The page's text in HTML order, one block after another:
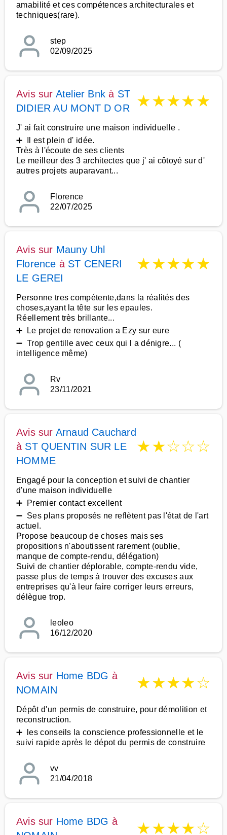
amabilité et ces compétences architecturales et
techniques(rare).
step
02/09/2025
Avis sur Atelier Bnk à ST
DIDIER AU MONT D OR
★★★★★
J' ai fait construire une maison individuelle .
➕ Il est plein d' idée.
Très à l'écoute de ses clients
Le meilleur des 3 architectes que j' ai côtoyé sur d'
autres projets auparavant...
Florence
22/07/2025
Avis sur Mauny Uhl
Florence à ST CENERI
LE GEREI
★★★★★
Personne tres compétente,dans la réalités des
choses,ayant la tête sur les epaules.
Réellement très brillante...
➕ Le projet de renovation a Ezy sur eure
➖ Trop gentille avec ceux qui l a dénigre... (
intelligence même)
Rv
23/11/2021
Avis sur Arnaud Cauchard
à ST QUENTIN SUR LE
HOMME
★★☆☆☆
Engagé pour la conception et suivi de chantier
d'une maison individuelle
➕ Premier contact excellent
➖ Ses plans proposés ne reflètent pas l'état de l'art
actuel.
Propose beaucoup de choses mais ses
propositions n'aboutissent rarement (oublie,
manque de compte-rendu, délégation)
Suivi de chantier déplorable, compte-rendu vide,
passe plus de temps à trouver des excuses aux
entreprises qu'à leur faire corriger leurs erreurs,
délègue trop.
leoleo
16/12/2020
Avis sur Home BDG à
NOMAIN
★★★★☆
Dépôt d'un permis de construire, pour démolition et
reconstruction.
➕ les conseils la conscience professionnelle et le
suivi rapide après le dépot du permis de construire
vv
21/04/2018
Avis sur Home BDG à
★★★★☆